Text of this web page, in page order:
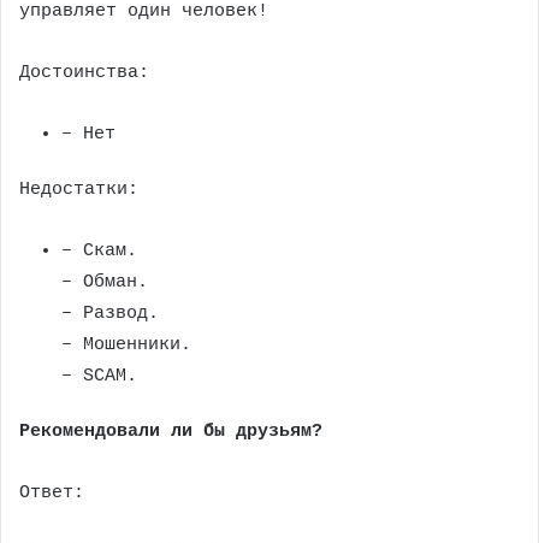
управляет один человек!
Достоинства:
– Нет
Недостатки:
– Скам.
– Обман.
– Развод.
– Мошенники.
– SCAM.
Рекомендовали ли бы друзьям?
Ответ: